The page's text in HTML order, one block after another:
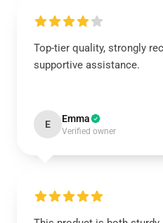
Top-tier quality, strongly
supportive assistance.
E Emma
Verified owner